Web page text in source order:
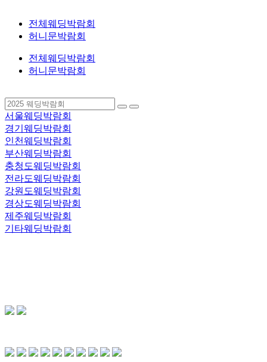
전체웨딩박람회
허니문박람회
전체웨딩박람회
허니문박람회
서울웨딩박람회
경기웨딩박람회
인천웨딩박람회
부산웨딩박람회
충청도웨딩박람회
전라도웨딩박람회
강원도웨딩박람회
경상도웨딩박람회
제주웨딩박람회
기타웨딩박람회